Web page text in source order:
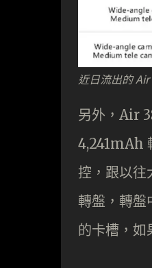
近日流出的
另外，Air
4,241mAh
控，跟以往
轉盤，轉盤
的卡槽，如